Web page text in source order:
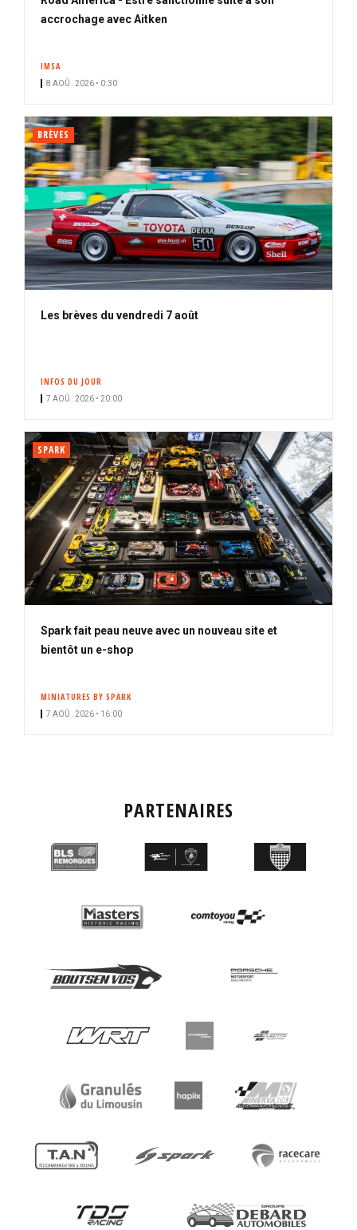
accrochage avec Aitken
IMSA
8 AOÛ. 2026 • 0:30
BRÈVES
Les brèves du vendredi 7 août
INFOS DU JOUR
7 AOÛ. 2026 • 20:00
SPARK
Spark fait peau neuve avec un nouveau site et
bientôt un e-shop
MINIATURES BY SPARK
7 AOÛ. 2026 • 16:00
PARTENAIRES